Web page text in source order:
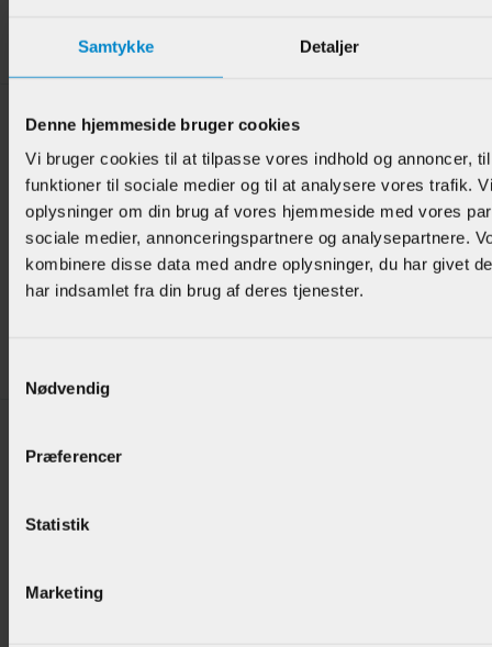
Samtykke Detaljer
Denne hjemmeside bruger cookies
Vi bruger cookies til at tilpasse vores indhold og annoncer,
funktioner til sociale medier og til at analysere vores trafik.
oplysninger om din brug af vores hjemmeside med vores
sociale medier, annonceringspartnere og analysepartnere.
kombinere disse data med andre oplysninger, du har givet
har indsamlet fra din brug af deres tjenester.
Nødvendig
Præferencer
Statistik
Marketing
Rundstok - Ø 22 mm Bøg
Varenr.:901554